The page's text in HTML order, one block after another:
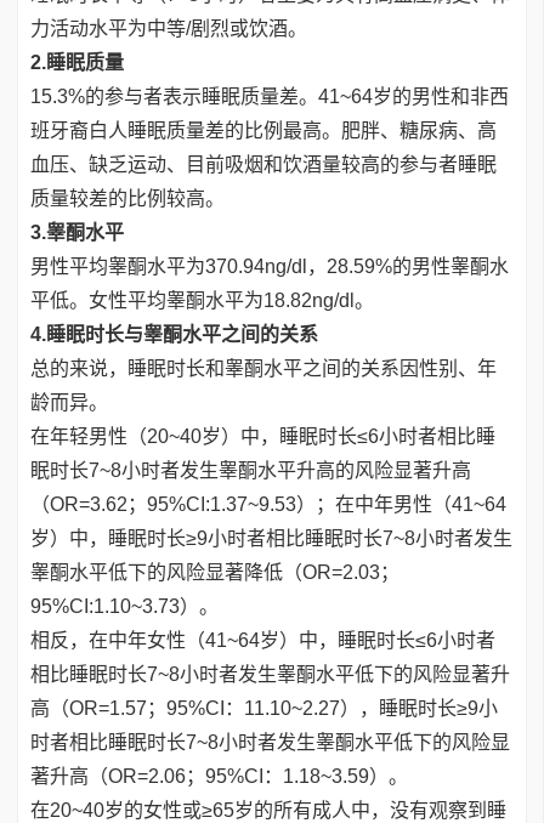
力活动水平为中等/剧烈或饮酒。
2.睡眠质量
15.3%的参与者表示睡眠质量差。41~64岁的男性和非西
班牙裔白人睡眠质量差的比例最高。肥胖、糖尿病、高
血压、缺乏运动、目前吸烟和饮酒量较高的参与者睡眠
质量较差的比例较高。
3.睾酮水平
男性平均睾酮水平为370.94ng/dl，28.59%的男性睾酮水
平低。女性平均睾酮水平为18.82ng/dl。
4.睡眠时长与睾酮水平之间的关系
总的来说，睡眠时长和睾酮水平之间的关系因性别、年
龄而异。
在年轻男性（20~40岁）中，睡眠时长≤6小时者相比睡
眠时长7~8小时者发生睾酮水平升高的风险显著升高
（OR=3.62；95%CI:1.37~9.53）；在中年男性（41~64
岁）中，睡眠时长≥9小时者相比睡眠时长7~8小时者发生
睾酮水平低下的风险显著降低（OR=2.03；
95%CI:1.10~3.73）。
相反，在中年女性（41~64岁）中，睡眠时长≤6小时者
相比睡眠时长7~8小时者发生睾酮水平低下的风险显著升
高（OR=1.57；95%CI：11.10~2.27），睡眠时长≥9小
时者相比睡眠时长7~8小时者发生睾酮水平低下的风险显
著升高（OR=2.06；95%CI：1.18~3.59）。
在20~40岁的女性或≥65岁的所有成人中，没有观察到睡